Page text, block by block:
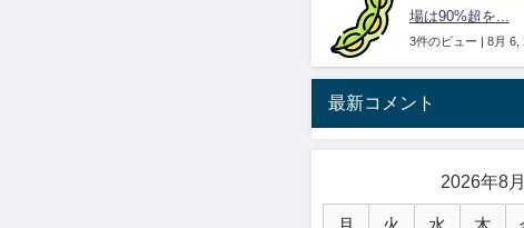
場は90%超を...
3件のビュー | 8月 6,
最新コメント
2026年8月